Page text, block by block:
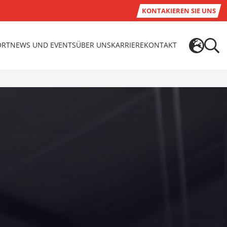
KONTAKIEREN SIE UNS
NEWS UND EVENTSÜBER UNSKARRIEREKONTAKT